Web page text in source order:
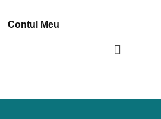
Contul Meu